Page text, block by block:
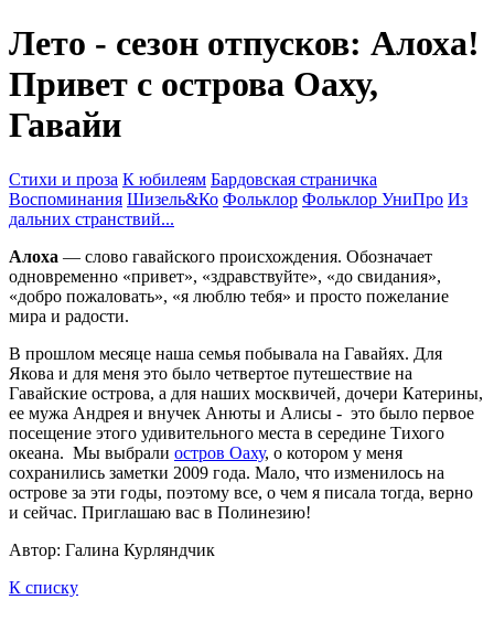
Лето - сезон отпусков: Алоха!
Привет с острова Оаху,
Гавайи
Стихи и проза К юбилеям Бардовская страничка
Воспоминания Шизель&Ко Фольклор Фольклор УниПро Из
дальних странствий...
Алоха — слово гавайского происхождения. Обозначает
одновременно «привет», «здравствуйте», «до свидания»,
«добро пожаловать», «я люблю тебя» и просто пожелание
мира и радости.
В прошлом месяце наша семья побывала на Гавайях. Для
Якова и для меня это было четвертое путешествие на
Гавайские острова, а для наших москвичей, дочери Катерины,
ее мужа Андрея и внучек Анюты и Алисы - это было первое
посещение этого удивительного места в середине Тихого
океана. Мы выбрали остров Оаху, о котором у меня
сохранились заметки 2009 года. Мало, что изменилось на
острове за эти годы, поэтому все, о чем я писала тогда, верно
и сейчас. Приглашаю вас в Полинезию!
Автор: Галина Курляндчик
К списку